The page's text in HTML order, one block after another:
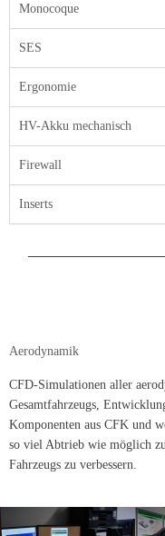
Monocoque
SES
Ergonomie
HV-Akku mechanisch
Firewall
Inserts
Aerodynamik
CFD-Simulationen aller
Gesamtfahrzeugs,
Komponenten aus CFK und
so viel Abtrieb wie möglich
Fahrzeugs zu verbessern.